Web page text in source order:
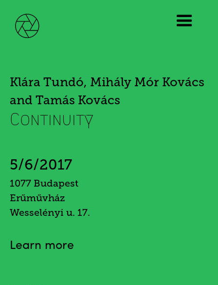
Klára Tundó, Mihály Mór Kovács
and Tamás Kovács
Continuity
5/6/2017
1077 Budapest
Erűművház
Wesselényi u. 17.
Learn more